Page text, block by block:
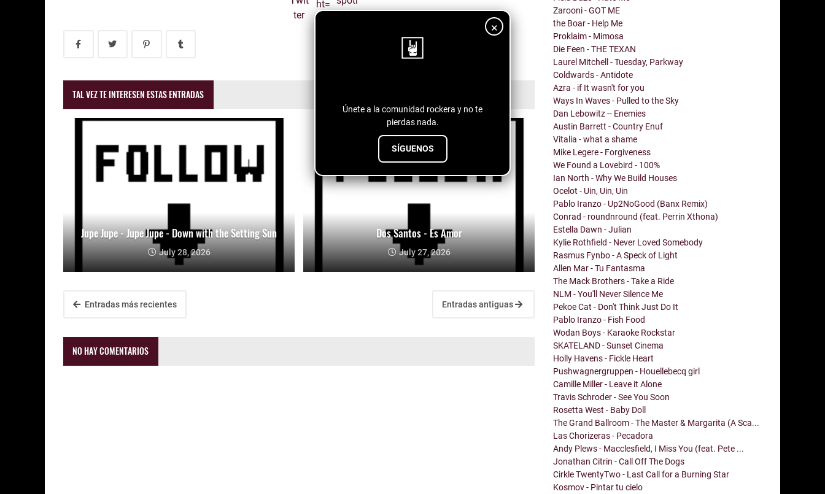
×
Únete a la comunidad rockera y no te
pierdas nada.
SÍGUENOS
TAL VEZ TE INTERESEN ESTAS ENTRADAS
Jupe Jupe - Jupe Jupe - Down with the Setting Sun
July 28, 2026
Dos Santos - Es Amor
July 27, 2026
Entradas más recientes Entradas antiguas
NO HAY COMENTARIOS
Zarooni - GOT ME
the Boar - Help Me
Proklaim - Mimosa
Die Feen - THE TEXAN
Laurel Mitchell - Tuesday, Parkway
Coldwards - Antidote
Azra - if It wasn't for you
Ways In Waves - Pulled to the Sky
Dan Lebowitz -- Enemies
Austin Barrett - Country Enuf
Vitalia - what a shame
Mike Legere - Forgiveness
We Found a Lovebird - 100%
Ian North - Why We Build Houses
Ocelot - Uin, Uin, Uin
Pablo Iranzo - Up2NoGood (Banx Remix)
Conrad - roundnround (feat. Perrin Xthona)
Estella Dawn - Julian
Kylie Rothfield - Never Loved Somebody
Rasmus Fynbo - A Speck of Light
Allen Mar - Tu Fantasma
The Mack Brothers - Take a Ride
NLM - You'll Never Silence Me
Pekoe Cat - Don't Think Just Do It
Pablo Iranzo - Fish Food
Wodan Boys - Karaoke Rockstar
SKATELAND - Sunset Cinema
Holly Havens - Fickle Heart
Pushwagnergruppen - Houellebecq girl
Camille Miller - Leave it Alone
Travis Schroder - See You Soon
Rosetta West - Baby Doll
The Grand Ballroom - The Master & Margarita (A Sca...
Las Chorizeras - Pecadora
Andy Plews - Macclesfield, I Miss You (feat. Pete ...
Jonathan Citrin - Call Off The Dogs
Cirkle TwentyTwo - Last Call for a Burning Star
Kosmov - Pintar tu cielo